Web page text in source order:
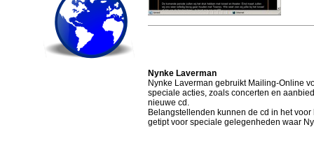
Nynke Laverman
Nynke Laverman gebruikt Mailing-Online
speciale acties, zoals concerten en
nieuwe cd.
Belangstellenden kunnen de cd in het
getipt voor speciale gelegenheden waar